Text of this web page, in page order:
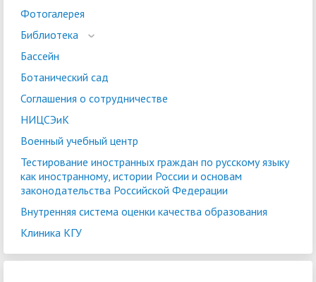
Фотогалерея
Библиотека
Бассейн
Ботанический сад
Соглашения о сотрудничестве
НИЦСЭиК
Военный учебный центр
Тестирование иностранных граждан по русскому языку
как иностранному, истории России и основам
законодательства Российской Федерации
Внутренняя система оценки качества образования
Клиника КГУ